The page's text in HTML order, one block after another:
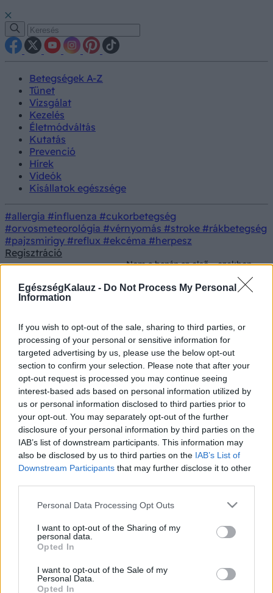
EgészségKalauz - Do Not Process My Personal
Information
If you wish to opt-out of the sale, sharing to third parties, or
processing of your personal or sensitive information for
targeted advertising by us, please use the below opt-out
section to confirm your selection. Please note that after your
opt-out request is processed you may continue seeing
interest-based ads based on personal information utilized by
us or personal information disclosed to third parties prior to
your opt-out. You may separately opt-out of the further
disclosure of your personal information by third parties on the
IAB’s list of downstream participants. This information may
also be disclosed by us to third parties on the IAB’s List of
Downstream Participants that may further disclose it to other
Please note that this website/app uses one or more Google
not limited to your visit or usage behaviour. You may click to
grant or deny consent to Google and its third-party tags to
use your data for below specified purposes in below Google
consent section.
Personal Data Processing Opt Outs
I want to opt-out of the Sharing of my
personal data.
Opted In
I want to opt-out of the Sale of my
Personal Data.
Opted In
Betegségek A-Z
Tünet
Vizsgálat
Kezelés
Életmódváltás
Kutatás
Prevenció
Hírek
Videók
Kisállatok egészsége
#allergia #influenza #cukorbetegség
#orvosmeteorológia #vérnyomás #stroke #rákbetegség
#pajzsmirigy #reflux #ekcéma #herpesz
Regisztráció
Nem a banán az első - ezekben
a gyümölcsökben még több
rost lehet
gyümölcsökben még több rost
lehet